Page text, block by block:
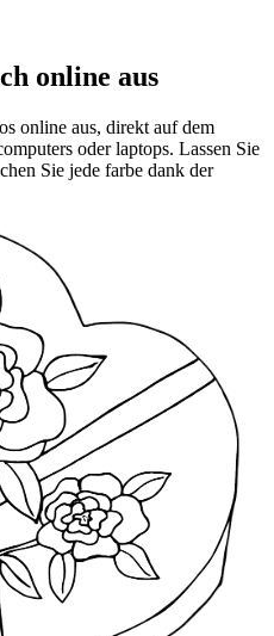
online aus
online aus, direkt auf dem
oder laptops. Lassen Sie
Sie jede farbe dank der